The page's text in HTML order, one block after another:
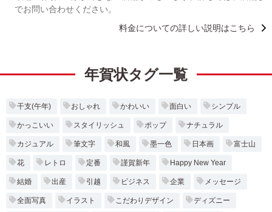
でお問い合わせください。
料金についての詳しい説明はこちら
年賀状タグ一覧
干支(午年) おしゃれ かわいい 面白い シンプル
かっこいい スタイリッシュ ポップ ナチュラル
カジュアル 筆文字 和風 墨一色 日本画 富士山
花 レトロ 定番 謹賀新年 Happy New Year
結婚 出産 引越 ビジネス 企業 メッセージ
全面写真 イラスト こだわりデザイン ディズニー